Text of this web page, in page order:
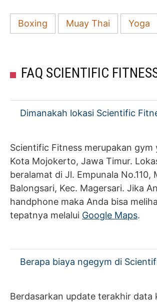
Boxing Muay Thai Yoga
FAQ SCIENTIFIC
Dimanakah lokasi Scientific
Scientific Fitness merupakan gym
Kota Mojokerto, Jawa Timur.
beralamat di Jl. Empunala No.110,
Balongsari, Kec. Magersari. Jika
handphone maka Anda bisa
tepatnya melalui Google Maps.
Berapa biaya ngegym di
Berdasarkan update terakhir data